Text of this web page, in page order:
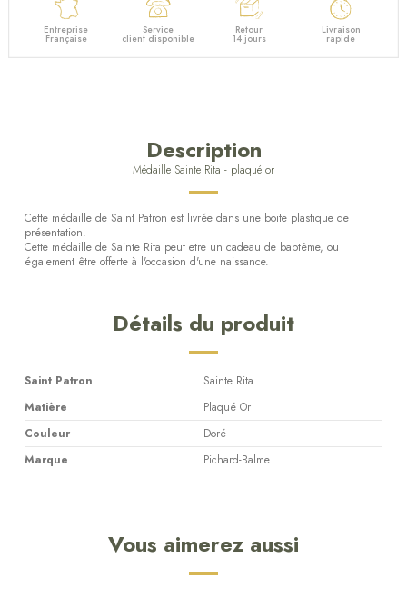
Entreprise
Française
Service
client disponible
Retour
14 jours
Livraison
rapide
Description
Médaille Sainte Rita - plaqué or
Cette médaille de Saint Patron est livrée dans une boite plastique de
présentation.
Cette médaille de Sainte Rita peut etre un cadeau de baptême, ou
également être offerte à l'occasion d'une naissance.
Détails du produit
Saint Patron
Sainte Rita
Matière
Plaqué Or
Couleur
Doré
Marque
Pichard-Balme
Vous aimerez aussi